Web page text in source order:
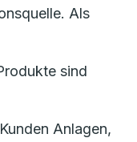
Als
sind
Anlagen,